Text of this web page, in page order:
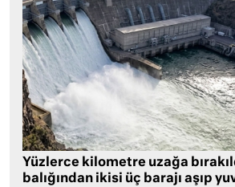
Yüzlerce kilometre uzağa
balığından ikisi üç barajı aşıp